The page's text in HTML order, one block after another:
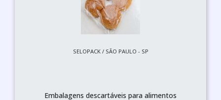
SELOPACK / SÃO PAULO - SP
Embalagens descartáveis para alimentos